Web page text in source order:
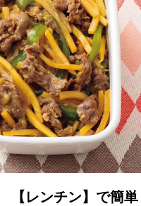
【レンチン】で簡